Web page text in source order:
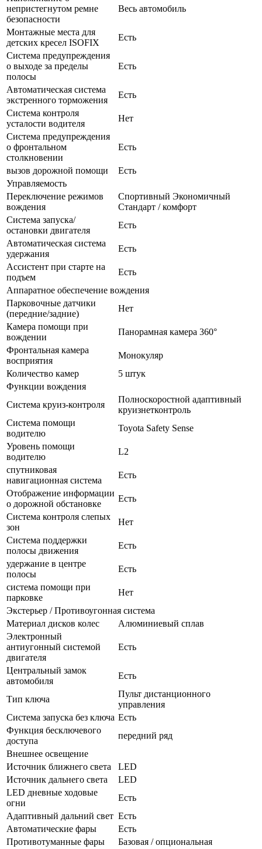
непристегнутом ремне
безопасности
Весь автомобиль
Монтажные места для
детских кресел ISOFIX
Есть
Система предупреждения
о выходе за пределы
полосы
Есть
Автоматическая система
экстренного торможения
Есть
Система контроля
усталости водителя
Нет
Система предупреждения
о фронтальном
столкновении
Есть
вызов дорожной помощи
Есть
Управляемость
Переключение режимов
вождения
Спортивный Экономичный
Стандарт / комфорт
Система запуска/
остановки двигателя
Есть
Автоматическая система
удержания
Есть
Ассистент при старте на
подъем
Есть
Аппаратное обеспечение вождения
Парковочные датчики
(передние/задние)
Нет
Камера помощи при
вождении
Панорамная камера 360°
Фронтальная камера
восприятия
Монокуляр
Количество камер
5 штук
Функции вождения
Система круиз-контроля
Полноскоростной адаптивный
круизнетконтроль
Система помощи
водителю
Toyota Safety Sense
Уровень помощи
водителю
L2
спутниковая
навигационная система
Есть
Отображение информации
о дорожной обстановке
Есть
Система контроля слепых
зон
Нет
Система поддержки
полосы движения
Есть
удержание в центре
полосы
Есть
система помощи при
парковке
Нет
Экстерьер / Противоугонная система
Материал дисков колес
Алюминиевый сплав
Электронный
антиугонный системой
двигателя
Есть
Центральный замок
автомобиля
Есть
Тип ключа
Пульт дистанционного
управления
Система запуска без ключа Есть
Функция бесключевого
доступа
передний ряд
Внешнее освещение
Источник ближнего света
LED
Источник дальнего света
LED
LED дневные ходовые
огни
Есть
Адаптивный дальний свет Есть
Автоматические фары
Есть
Противотуманные фары
Базовая / опциональная